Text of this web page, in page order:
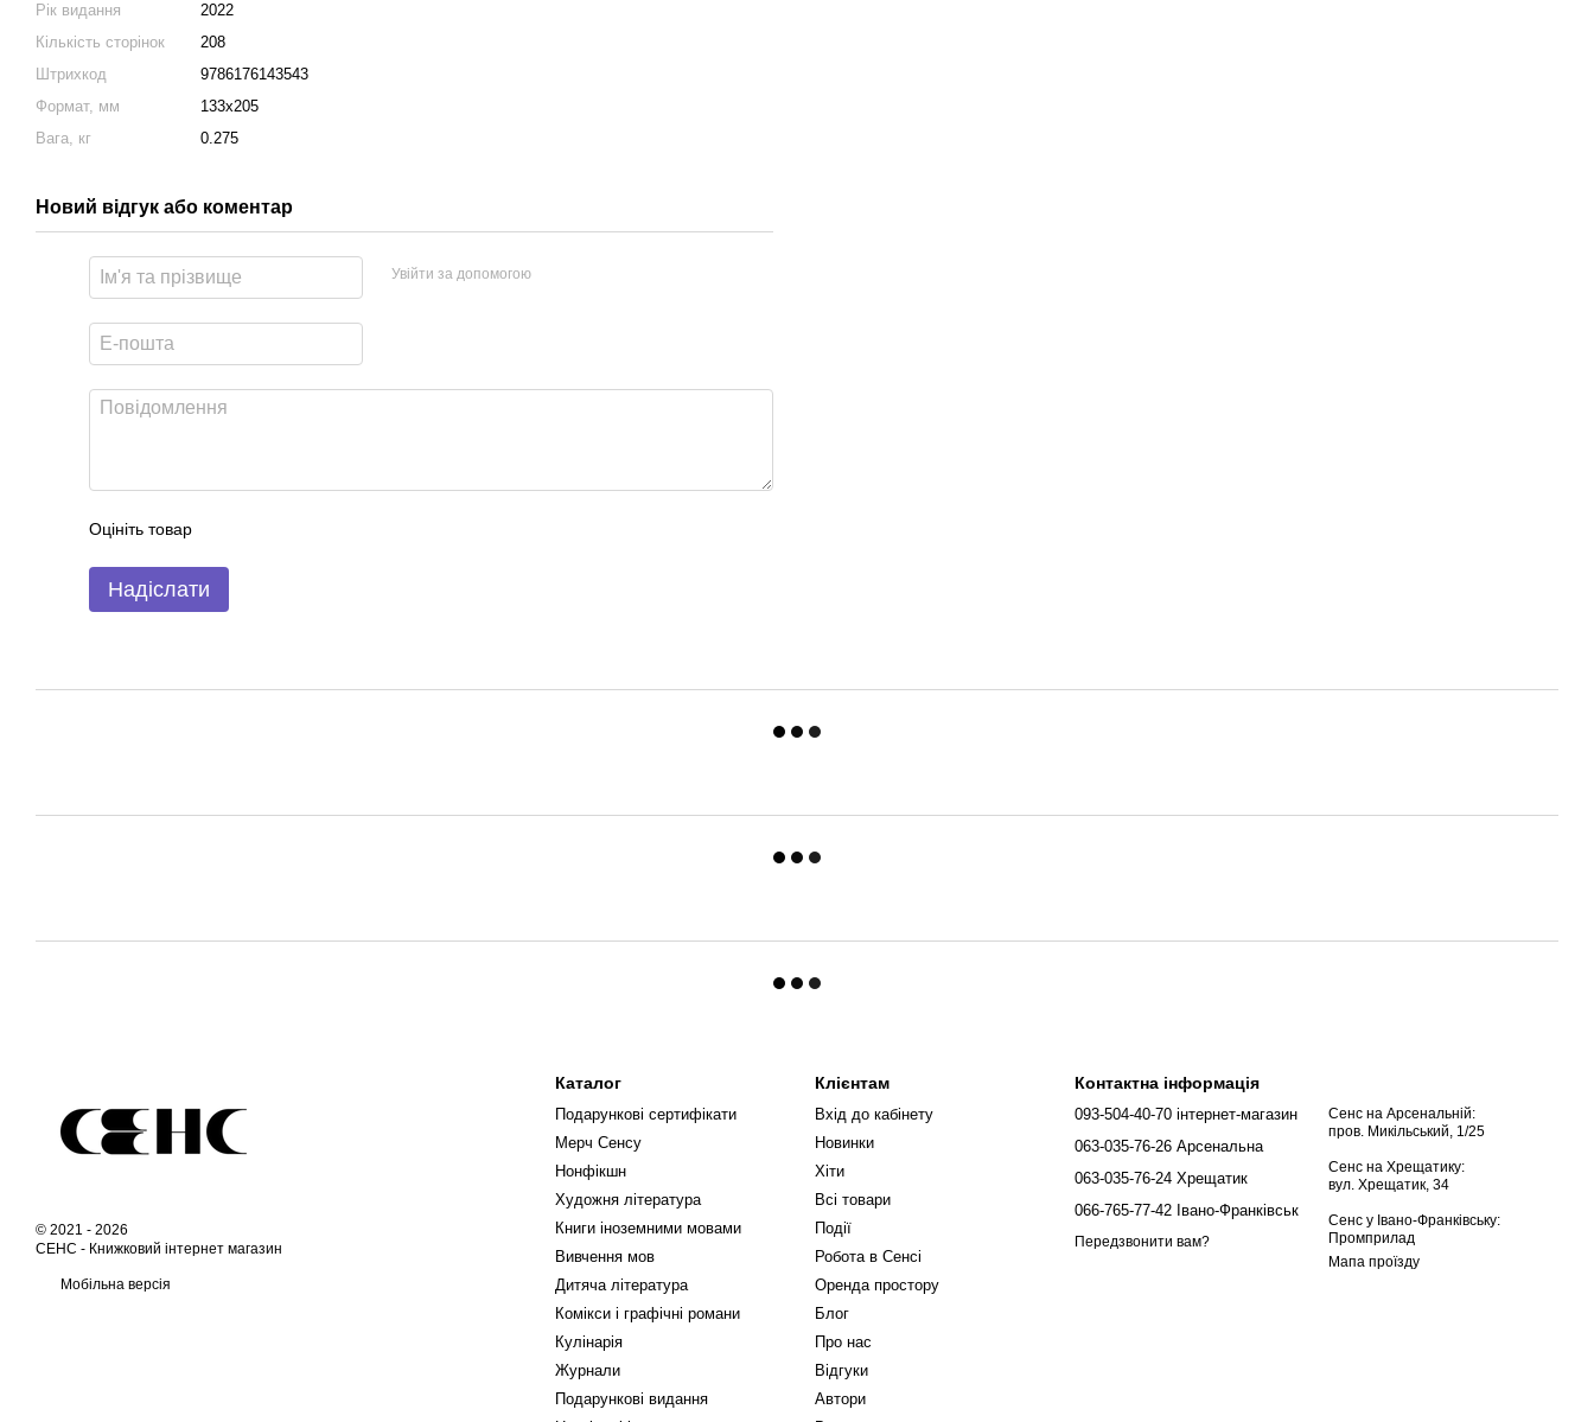
Рік видання
2022
Кількість сторінок
208
Штрихкод
9786176143543
Формат, мм
133х205
Вага, кг
0.275
Новий відгук або коментар
Увійти за допомогою
Оцініть товар
Надіслати
© 2021 - 2026
СЕНС - Книжковий інтернет магазин
Мобільна версія
Каталог
Подарункові сертифікати
Мерч Сенсу
Нонфікшн
Художня література
Книги іноземними мовами
Вивчення мов
Дитяча література
Комікси і графічні романи
Кулінарія
Журнали
Подарункові видання
Клієнтам
Вхід до кабінету
Новинки
Хіти
Всі товари
Події
Робота в Сенсі
Оренда простору
Блог
Про нас
Відгуки
Автори
Контактна інформація
093-504-40-70 інтернет-магазин
063-035-76-26 Арсенальна
063-035-76-24 Хрещатик
066-765-77-42 Івано-Франківськ
Передзвонити вам?
Сенс на Арсенальній:
пров. Микільський, 1/25
Сенс на Хрещатику:
вул. Хрещатик, 34
Сенс у Івано-Франківську:
Промприлад
Мапа проїзду